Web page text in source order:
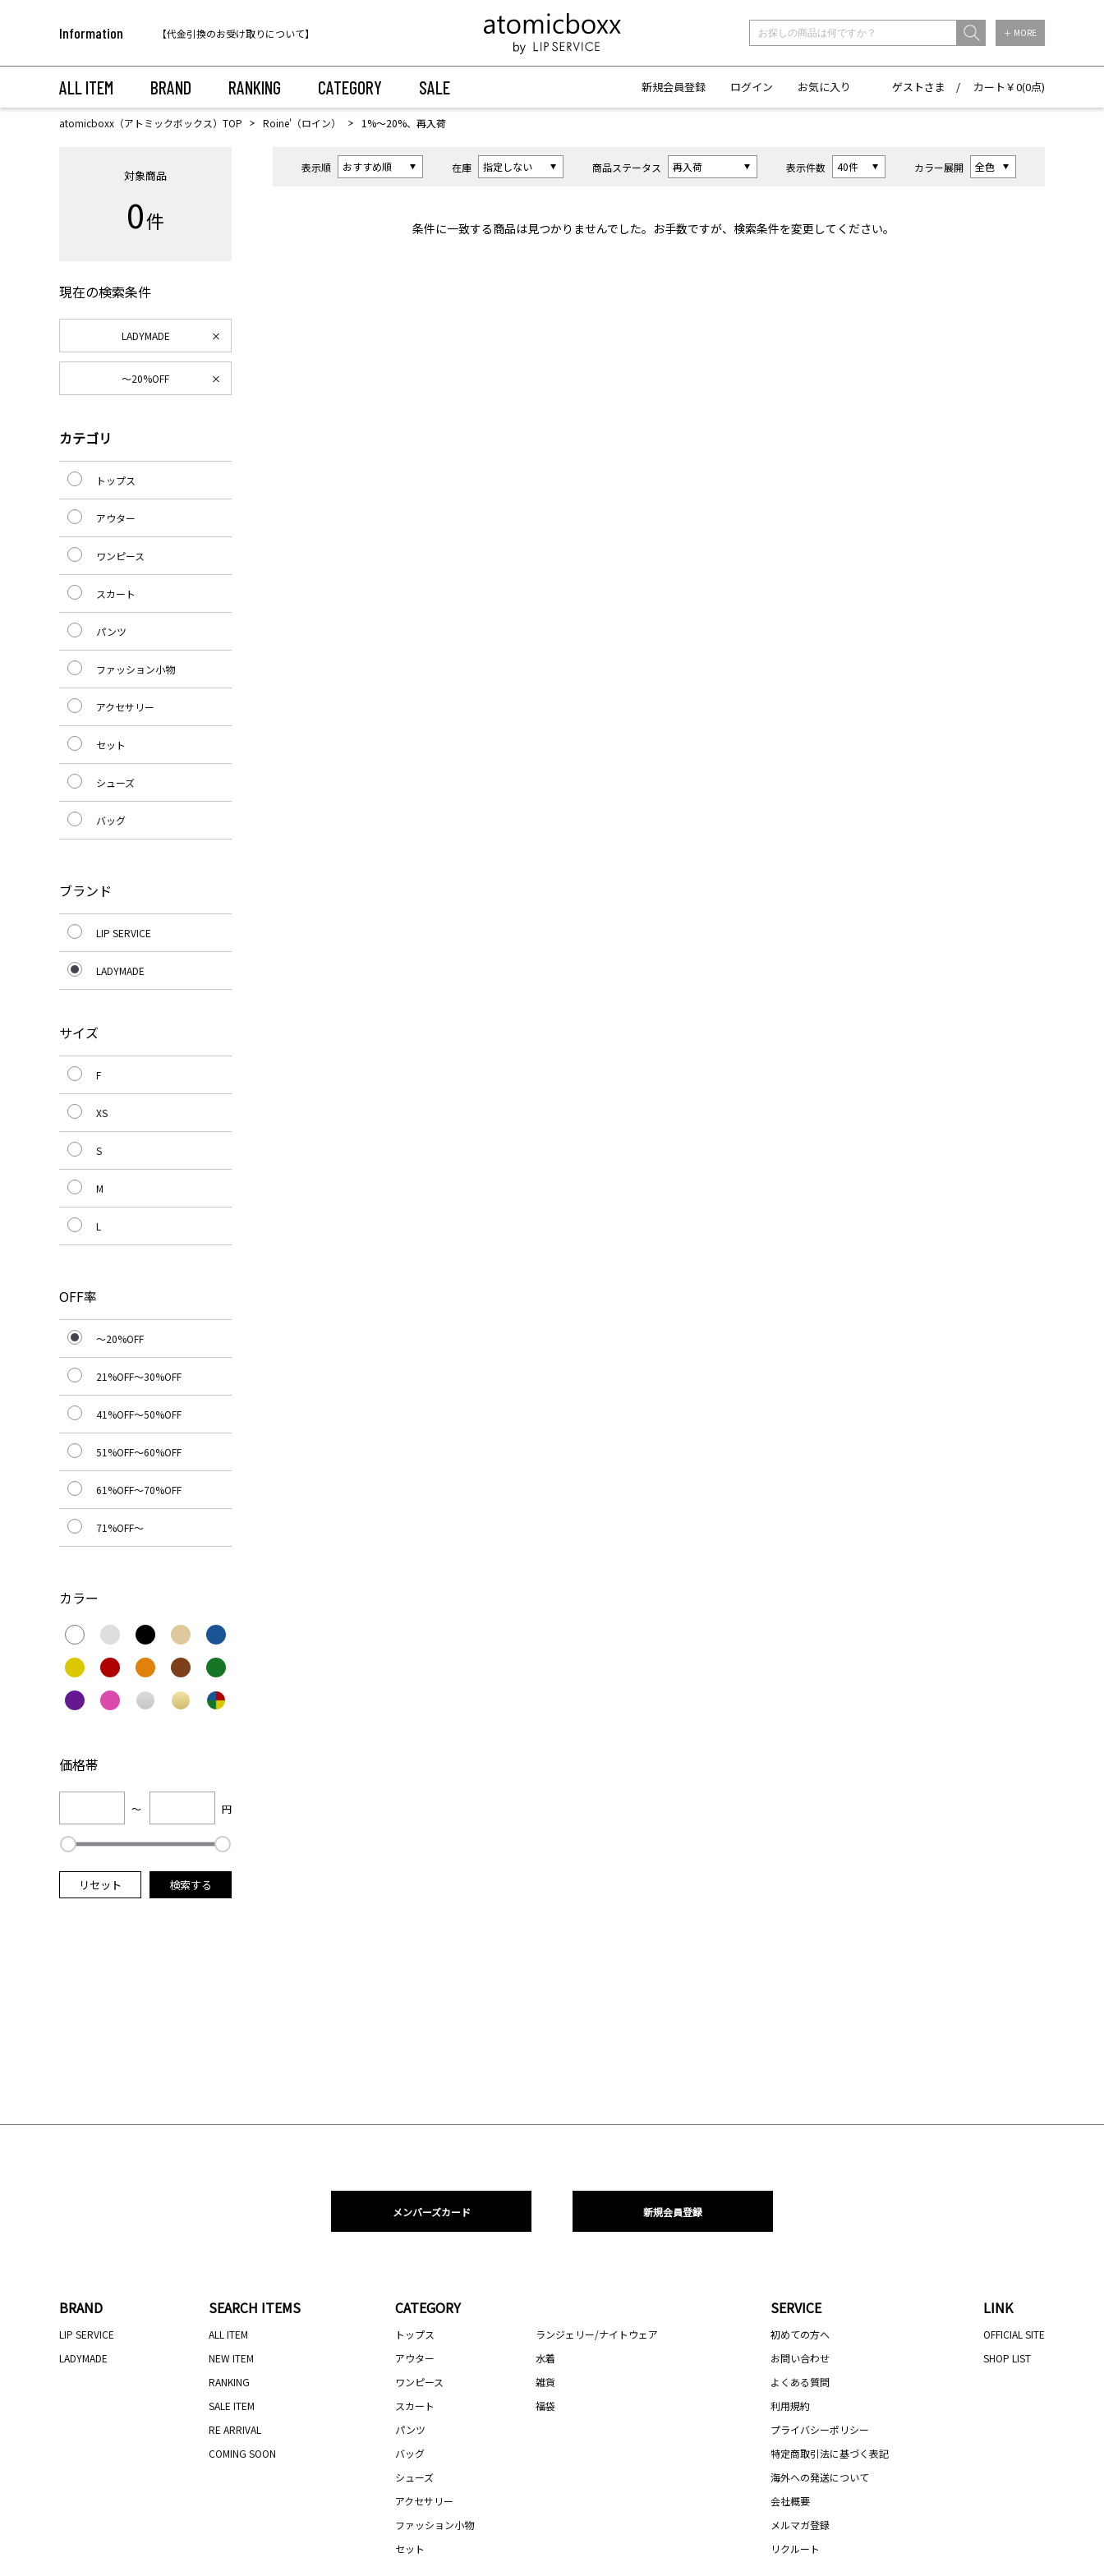
Information
【代金引換のお受け取りについて】
【重要】予約商品のお支払い方法（代金引換）変更に関するお知らせ
＋ MORE
ALL ITEM BRAND RANKING CATEGORY SALE 新規会員登録 ログイン お気に入り ゲストさま / カート￥0(0点)
atomicboxx（アトミックボックス）TOP Roine'（ロイン） 1%〜20%、再入荷
表示順 在庫 商品ステータス 表示件数 カラー展開
条件に一致する商品は見つかりませんでした。お手数ですが、検索条件を変更してください。
対象商品
0件
現在の検索条件
LADYMADE
～20%OFF
カテゴリ
トップス
アウター
ワンピース
スカート
パンツ
ファッション小物
アクセサリー
セット
シューズ
バッグ
ブランド
LIP SERVICE
LADYMADE
サイズ
F
XS
S
M
L
OFF率
～20%OFF
21%OFF～30%OFF
41%OFF～50%OFF
51%OFF～60%OFF
61%OFF～70%OFF
71%OFF～
カラー
価格帯
～ 円
リセット 検索する
メンバーズカード 新規会員登録
BRAND
LIP SERVICE
LADYMADE
SEARCH ITEMS
ALL ITEM
NEW ITEM
RANKING
SALE ITEM
RE ARRIVAL
COMING SOON
CATEGORY
トップス
アウター
ワンピース
スカート
パンツ
バッグ
シューズ
アクセサリー
ファッション小物
セット
ランジェリー/ナイトウェア
水着
雑貨
福袋
SERVICE
初めての方へ
お問い合わせ
よくある質問
利用規約
プライバシーポリシー
特定商取引法に基づく表記
海外への発送について
会社概要
メルマガ登録
リクルート
LINK
OFFICIAL SITE
SHOP LIST